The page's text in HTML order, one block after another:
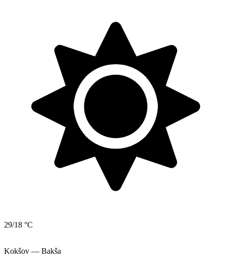
29/18 °C
Kokšov — Bakša